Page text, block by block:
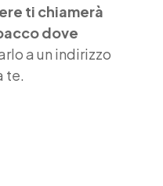
ti chiamerà
dove
a un indirizzo
te.